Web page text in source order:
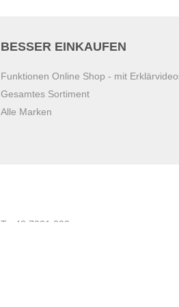
BESSER EINKAUFEN
Funktionen Online Shop - mit
Gesamtes Sortiment
Alle Marken
T
+43 7221 223